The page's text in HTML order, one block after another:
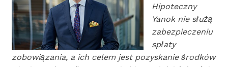
Hipoteczny
Yanok nie służą
zabezpieczeniu
spłaty
zobowiązania, a ich celem jest pozyskanie środków